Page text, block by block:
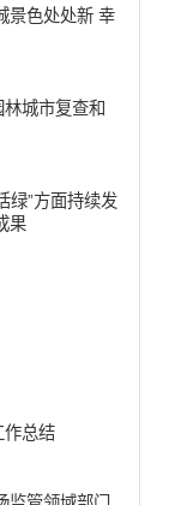
景色处处新 幸
城市复查和
绿”方面持续发
果
作总结